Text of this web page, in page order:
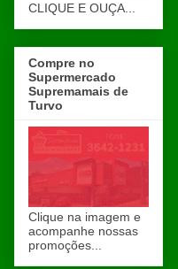
CLIQUE E OUÇA...
Compre no
Supermercado
Supremamais de
Turvo
Clique na imagem e
acompanhe nossas
promoções...